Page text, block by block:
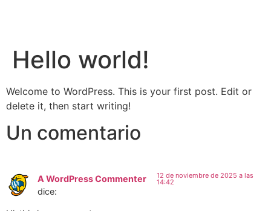
Hello world!
Welcome to WordPress. This is your first post. Edit or
delete it, then start writing!
Un comentario
A WordPress Commenter
dice:
12 de noviembre de 2025 a las
14:42